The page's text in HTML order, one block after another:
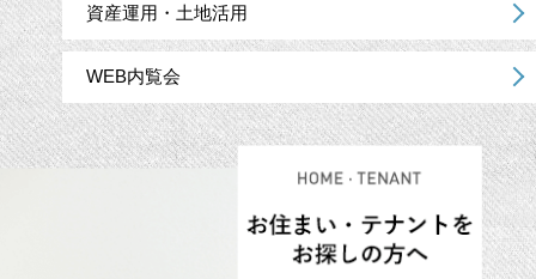
資産運用・土地活用
WEB内覧会